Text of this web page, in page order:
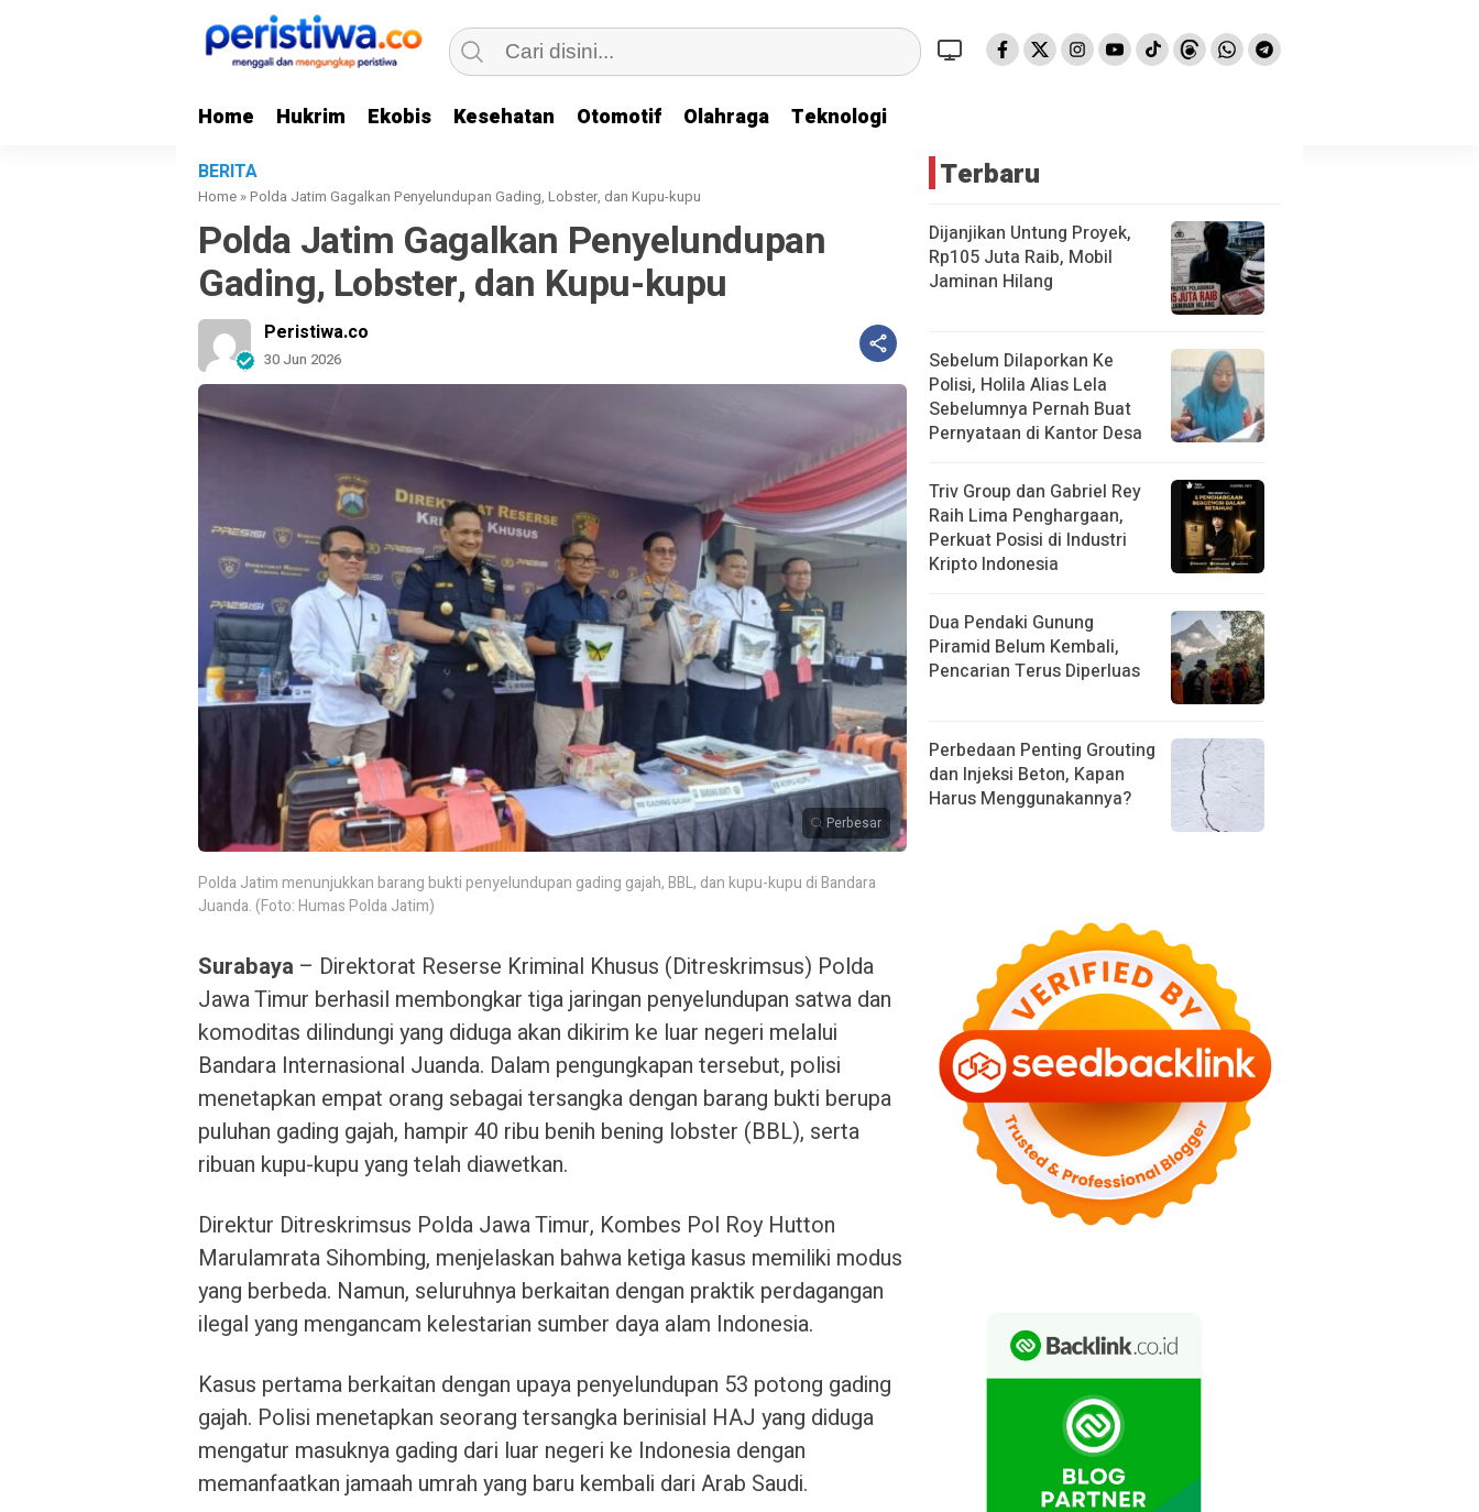
Home Hukrim Ekobis Kesehatan Otomotif Olahraga Teknologi
BERITA
Home »Polda Jatim Gagalkan Penyelundupan Gading, Lobster, dan Kupu-kupu
Polda Jatim Gagalkan Penyelundupan
Gading, Lobster, dan Kupu-kupu
Peristiwa.co
30 Jun 2026
Perbesar
Polda Jatim menunjukkan barang bukti penyelundupan gading gajah, BBL, dan kupu-kupu di Bandara
Juanda. (Foto: Humas Polda Jatim)
Surabaya – Direktorat Reserse Kriminal Khusus (Ditreskrimsus) Polda
Jawa Timur berhasil membongkar tiga jaringan penyelundupan satwa dan
komoditas dilindungi yang diduga akan dikirim ke luar negeri melalui
Bandara Internasional Juanda. Dalam pengungkapan tersebut, polisi
menetapkan empat orang sebagai tersangka dengan barang bukti berupa
puluhan gading gajah, hampir 40 ribu benih bening lobster (BBL), serta
ribuan kupu-kupu yang telah diawetkan.
Direktur Ditreskrimsus Polda Jawa Timur, Kombes Pol Roy Hutton
Marulamrata Sihombing, menjelaskan bahwa ketiga kasus memiliki modus
yang berbeda. Namun, seluruhnya berkaitan dengan praktik perdagangan
ilegal yang mengancam kelestarian sumber daya alam Indonesia.
Kasus pertama berkaitan dengan upaya penyelundupan 53 potong gading
gajah. Polisi menetapkan seorang tersangka berinisial HAJ yang diduga
mengatur masuknya gading dari luar negeri ke Indonesia dengan
memanfaatkan jamaah umrah yang baru kembali dari Arab Saudi.
Terbaru
Dijanjikan Untung Proyek,
Rp105 Juta Raib, Mobil
Jaminan Hilang
Sebelum Dilaporkan Ke
Polisi, Holila Alias Lela
Sebelumnya Pernah Buat
Pernyataan di Kantor Desa
Triv Group dan Gabriel Rey
Raih Lima Penghargaan,
Perkuat Posisi di Industri
Kripto Indonesia
Dua Pendaki Gunung
Piramid Belum Kembali,
Pencarian Terus Diperluas
Perbedaan Penting Grouting
dan Injeksi Beton, Kapan
Harus Menggunakannya?